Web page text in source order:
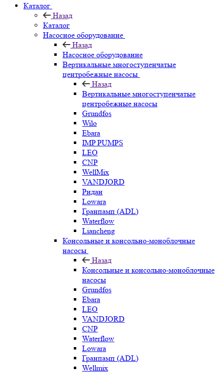
Каталог
Назад
Каталог
Насосное оборудование
Назад
Насосное оборудование
Вертикальные многоступенчатые
центробежные насосы
Назад
Вертикальные многоступенчатые
центробежные насосы
Grundfos
Wilo
Ebara
IMP PUMPS
LEO
CNP
WellMix
VANDJORD
Ридан
Lowara
Гранпамп (ADL)
Waterflow
Liancheng
Консольные и консольно-моноблочные
насосы
Назад
Консольные и консольно-моноблочные
насосы
Grundfos
Ebara
LEO
VANDJORD
CNP
Waterflow
Lowara
Гранпамп (ADL)
Wellmix